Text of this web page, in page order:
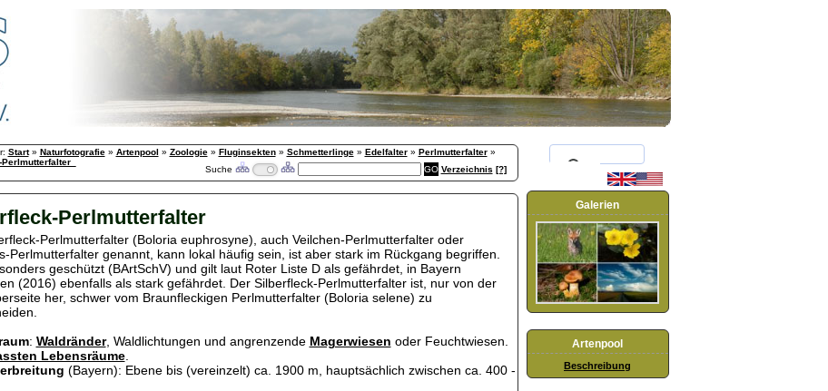
Start» Naturfotografie» Artenpool » Zoologie» Fluginsekten» Schmetterlinge» Edelfalter» Perlmutterfalter»
Suche Verzeichnis [?]
Perlmutterfalter
Perlmutterfalter (Boloria euphrosyne), auch Veilchen-Perlmutterfalter oder
Perlmutterfalter genannt, kann lokal häufig sein, ist aber stark im Rückgang begriffen.
geschützt (BArtSchV) und gilt laut Roter Liste D als gefährdet, in Bayern
(2016) ebenfalls als stark gefährdet. Der Silberfleck-Perlmutterfalter ist, nur von der
her, schwer vom Braunfleckigen Perlmutterfalter (Boloria selene) zu
: Waldränder, Waldlichtungen und angrenzende Magerwiesen oder Feuchtwiesen.
Lebensräume.
(Bayern): Ebene bis (vereinzelt) ca. 1900 m, hauptsächlich zwischen ca. 400 -
Galerien
Artenpool
Beschreibung